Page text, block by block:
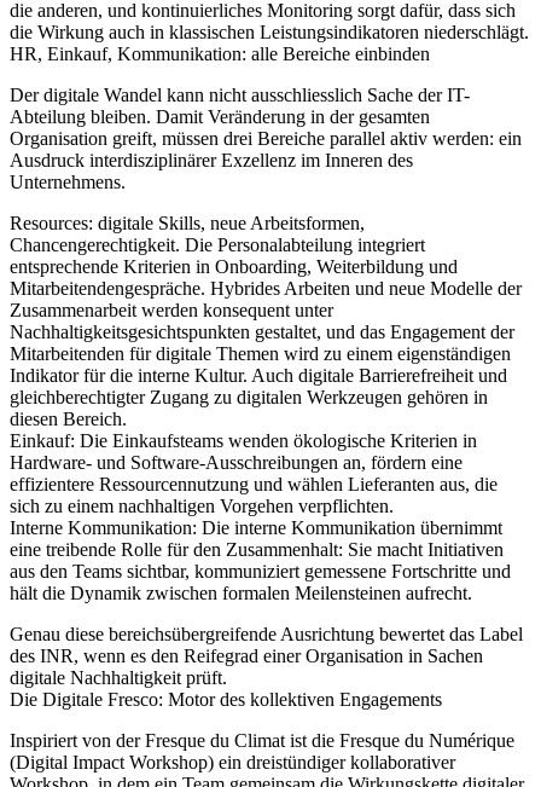
die anderen, und kontinuierliches Monitoring sorgt dafür, dass sich
die Wirkung auch in klassischen Leistungsindikatoren niederschlägt.
HR, Einkauf, Kommunikation: alle Bereiche einbinden
Der digitale Wandel kann nicht ausschliesslich Sache der IT-
Abteilung bleiben. Damit Veränderung in der gesamten
Organisation greift, müssen drei Bereiche parallel aktiv werden: ein
Ausdruck interdisziplinärer Exzellenz im Inneren des
Unternehmens.
Resources: digitale Skills, neue Arbeitsformen,
Chancengerechtigkeit. Die Personalabteilung integriert
entsprechende Kriterien in Onboarding, Weiterbildung und
Mitarbeitendengespräche. Hybrides Arbeiten und neue Modelle der
Zusammenarbeit werden konsequent unter
Nachhaltigkeitsgesichtspunkten gestaltet, und das Engagement der
Mitarbeitenden für digitale Themen wird zu einem eigenständigen
Indikator für die interne Kultur. Auch digitale Barrierefreiheit und
gleichberechtigter Zugang zu digitalen Werkzeugen gehören in
diesen Bereich.
Einkauf: Die Einkaufsteams wenden ökologische Kriterien in
Hardware- und Software-Ausschreibungen an, fördern eine
effizientere Ressourcennutzung und wählen Lieferanten aus, die
sich zu einem nachhaltigen Vorgehen verpflichten.
Interne Kommunikation: Die interne Kommunikation übernimmt
eine treibende Rolle für den Zusammenhalt: Sie macht Initiativen
aus den Teams sichtbar, kommuniziert gemessene Fortschritte und
hält die Dynamik zwischen formalen Meilensteinen aufrecht.
Genau diese bereichsübergreifende Ausrichtung bewertet das Label
des INR, wenn es den Reifegrad einer Organisation in Sachen
digitale Nachhaltigkeit prüft.
Die Digitale Fresco: Motor des kollektiven Engagements
Inspiriert von der Fresque du Climat ist die Fresque du Numérique
(Digital Impact Workshop) ein dreistündiger kollaborativer